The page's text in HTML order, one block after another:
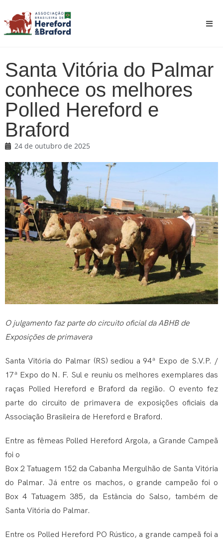
Santa Vitória do Palmar
conhece os melhores
Polled Hereford e
Braford
24 de outubro de 2025
O julgamento faz parte do circuito oficial da ABHB de
Exposições de primavera
Santa Vitória do Palmar (RS) sediou a 94ª Expo de S.V.P. /
17ª Expo do N. F. Sul e reuniu os melhores exemplares das
raças Polled Hereford e Braford da região. O evento fez
parte do circuito de primavera de exposições oficiais da
Associação Brasileira de Hereford e Braford.
Entre as fêmeas Polled Hereford Argola, a Grande Campeã
foi o
Box 2 Tatuagem 152 da Cabanha Mergulhão de Santa Vitória
do Palmar. Já entre os machos, o grande campeão foi o
Box 4 Tatuagem 385, da Estância do Salso, também de
Santa Vitória do Palmar.
Entre os Polled Hereford PO Rústico, a grande campeã foi a